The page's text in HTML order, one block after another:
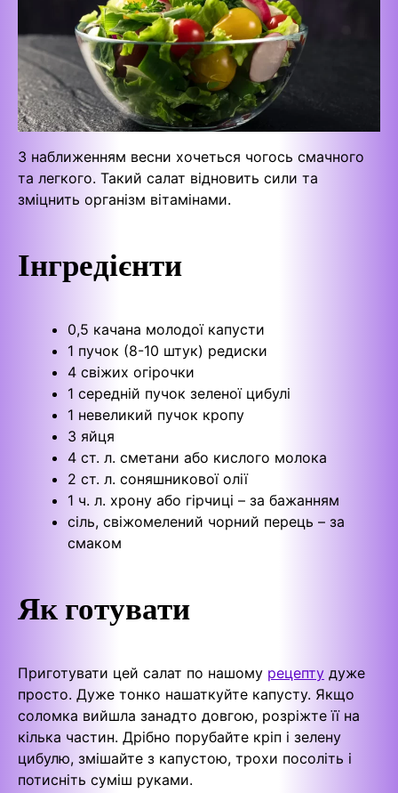
З наближенням весни хочеться чогось смачного
та легкого. Такий салат відновить сили та
зміцнить організм вітамінами.
Інгредієнти
0,5 качана молодої капусти
1 пучок (8-10 штук) редиски
4 свіжих огірочки
1 середній пучок зеленої цибулі
1 невеликий пучок кропу
3 яйця
4 ст. л. сметани або кислого молока
2 ст. л. соняшникової олії
1 ч. л. хрону або гірчиці – за бажанням
сіль, свіжомелений чорний перець – за
смаком
Як готувати
Приготувати цей салат по нашому рецепту дуже
просто. Дуже тонко нашаткуйте капусту. Якщо
соломка вийшла занадто довгою, розріжте її на
кілька частин. Дрібно порубайте кріп і зелену
цибулю, змішайте з капустою, трохи посоліть і
потисніть суміш руками.